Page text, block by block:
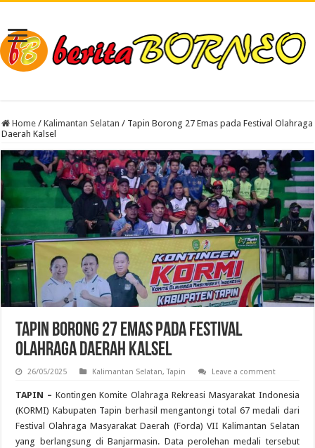
Home / Kalimantan Selatan / Tapin Borong 27 Emas pada Festival Olahraga
Daerah Kalsel
Tapin Borong 27 Emas pada Festival
Olahraga Daerah Kalsel
26/05/2025 Kalimantan Selatan,Tapin Leave a comment
TAPIN – Kontingen Komite Olahraga Rekreasi Masyarakat Indonesia
(KORMI) Kabupaten Tapin berhasil mengantongi total 67 medali dari
Festival Olahraga Masyarakat Daerah (Forda) VII Kalimantan Selatan
yang berlangsung di Banjarmasin. Data perolehan medali tersebut